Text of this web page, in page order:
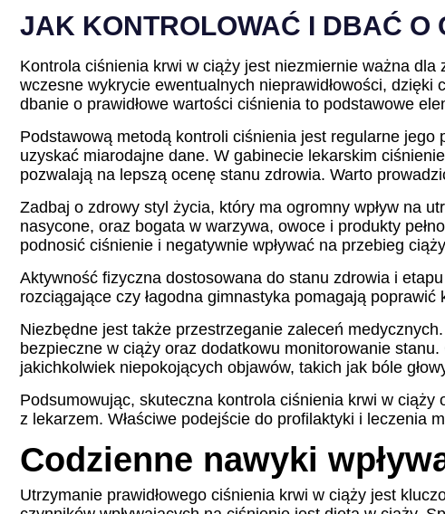
JAK KONTROLOWAĆ I DBAĆ O
Kontrola ciśnienia krwi w ciąży jest niezmiernie ważna
wczesne wykrycie ewentualnych nieprawidłowości,
dbanie o prawidłowe wartości ciśnienia to podstawowe
Podstawową metodą kontroli ciśnienia jest regularne
uzyskać miarodajne dane. W gabinecie lekarskim
pozwalają na lepszą ocenę stanu zdrowia. Warto
Zadbaj o zdrowy styl życia, który ma ogromny wpływ na
nasycone, oraz bogata w warzywa, owoce i produkty
podnosić ciśnienie i negatywnie wpływać na przebieg
Aktywność fizyczna dostosowana do stanu zdrowia i
rozciągające czy łagodna gimnastyka pomagają
Niezbędne jest także przestrzeganie zaleceń
bezpieczne w ciąży oraz dodatkowu monitorowanie
jakichkolwiek niepokojących objawów, takich jak bóle
Podsumowując, skuteczna kontrola ciśnienia krwi w ciąży
z lekarzem. Właściwe podejście do profilaktyki i leczenia
Codzienne nawyki
Utrzymanie prawidłowego ciśnienia krwi w ciąży jest